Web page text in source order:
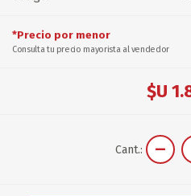
*Precio por menor
Consulta tu precio mayorista al vendedor
$U
Cant.: